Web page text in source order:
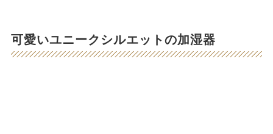
可愛いユニークシルエットの加湿器